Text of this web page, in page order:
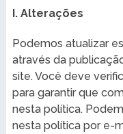
I. Alterações
Podemos atualizar
através da
site. Você deve
para garantir que
nesta política.
nesta política por e-